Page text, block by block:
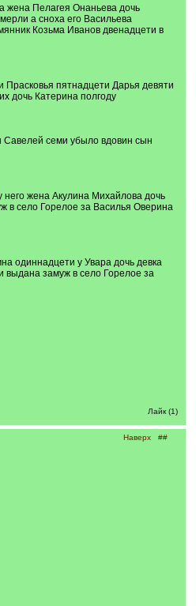
жена Пелагея Онаньева дочь
а сноха его Васильева
Козьма Иванов двенадцети в
пятнадцети Дарья девяти
дочь Катерина полгоду
Савелей семи убыло вдовин сын
жена Акулина Михайлова дочь
в село Горелое за Василья Оверина
одиннадцети у Увара дочь девка
выдана замуж в село Горелое за
Лайк (1)
Наверх ##